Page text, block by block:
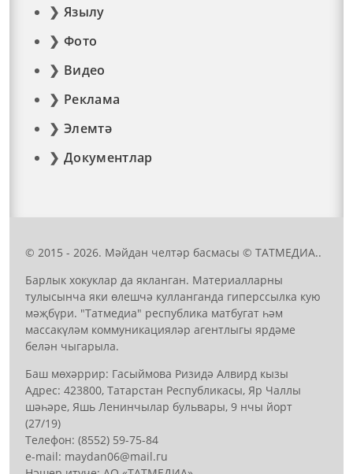
Язылу
Фото
Видео
Реклама
Элемтә
Документлар
© 2015 - 2026. Мәйдан челтәр басмасы © ТАТМЕДИА..
Барлык хокуклар да якланган. Материалларны
тулысынча яки өлешчә кулланганда гиперссылка кую
мәҗбүри. "Татмедиа" республика матбугат һәм
массакүләм коммуникацияләр агентлыгы ярдәме
белән чыгарыла.
Баш мөхәррир: Гасыймова Ризидә Алвирд кызы
Адрес: 423800, Татарстан Республикасы, Яр Чаллы
шәһәре, Яшь Ленинчылар бульвары, 9 нчы йорт
(27/19)
Телефон: (8552) 59-75-84
е-mail: mауdаn06@mail.гu